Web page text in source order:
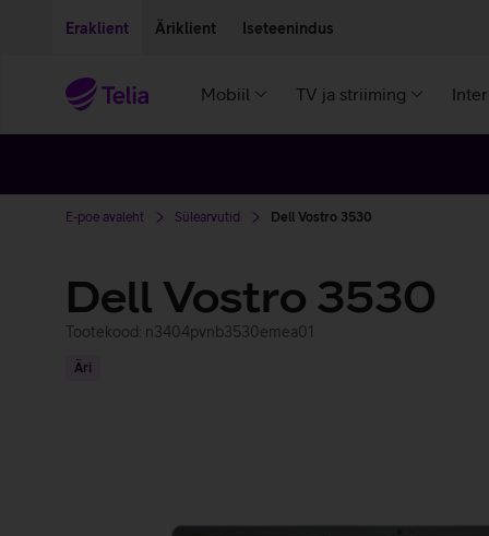
Eraklient Äriklient Iseteenindus
Mobiil TV ja striiming
E-poe avaleht Sülearvutid Dell Vostro 3530
Dell Vostro 3530
Tootekood: n3404pvnb3530emea01
Äri